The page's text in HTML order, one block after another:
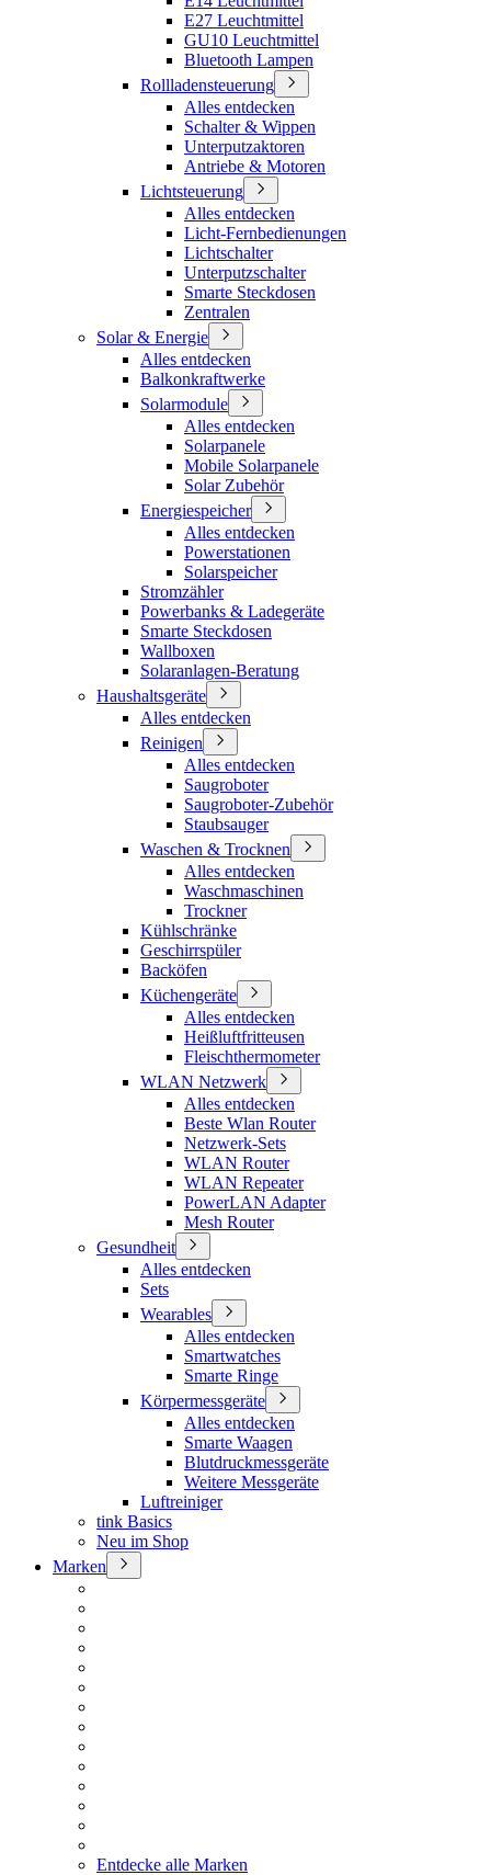
E27 Leuchtmittel
GU10 Leuchtmittel
Bluetooth Lampen
Rollladensteuerung
Alles entdecken
Schalter & Wippen
Unterputzaktoren
Antriebe & Motoren
Lichtsteuerung
Alles entdecken
Licht-Fernbedienungen
Lichtschalter
Unterputzschalter
Smarte Steckdosen
Zentralen
Solar & Energie
Alles entdecken
Balkonkraftwerke
Solarmodule
Alles entdecken
Solarpanele
Mobile Solarpanele
Solar Zubehör
Energiespeicher
Alles entdecken
Powerstationen
Solarspeicher
Stromzähler
Powerbanks & Ladegeräte
Smarte Steckdosen
Wallboxen
Solaranlagen-Beratung
Haushaltsgeräte
Alles entdecken
Reinigen
Alles entdecken
Saugroboter
Saugroboter-Zubehör
Staubsauger
Waschen & Trocknen
Alles entdecken
Waschmaschinen
Trockner
Kühlschränke
Geschirrspüler
Backöfen
Küchengeräte
Alles entdecken
Heißluftfritteusen
Fleischthermometer
WLAN Netzwerk
Alles entdecken
Beste Wlan Router
Netzwerk-Sets
WLAN Router
WLAN Repeater
PowerLAN Adapter
Mesh Router
Gesundheit
Alles entdecken
Sets
Wearables
Alles entdecken
Smartwatches
Smarte Ringe
Körpermessgeräte
Alles entdecken
Smarte Waagen
Blutdruckmessgeräte
Weitere Messgeräte
Luftreiniger
tink Basics
Neu im Shop
Marken
Entdecke alle Marken